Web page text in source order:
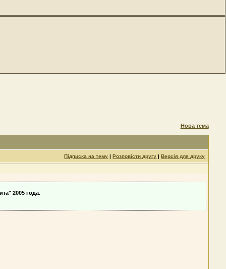
Нова тема
Підписка на тему |Розповісти другу |Версія для друку
2005 года.